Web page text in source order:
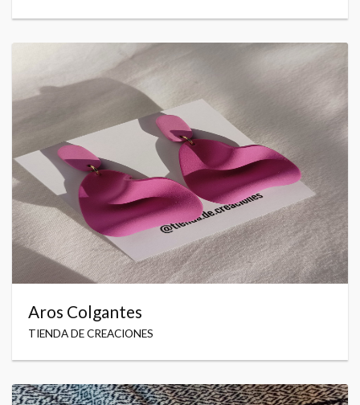
Aros Colgantes
TIENDA DE CREACIONES